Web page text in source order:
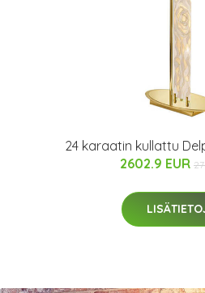
24 karaatin kullattu
2602.9 EUR